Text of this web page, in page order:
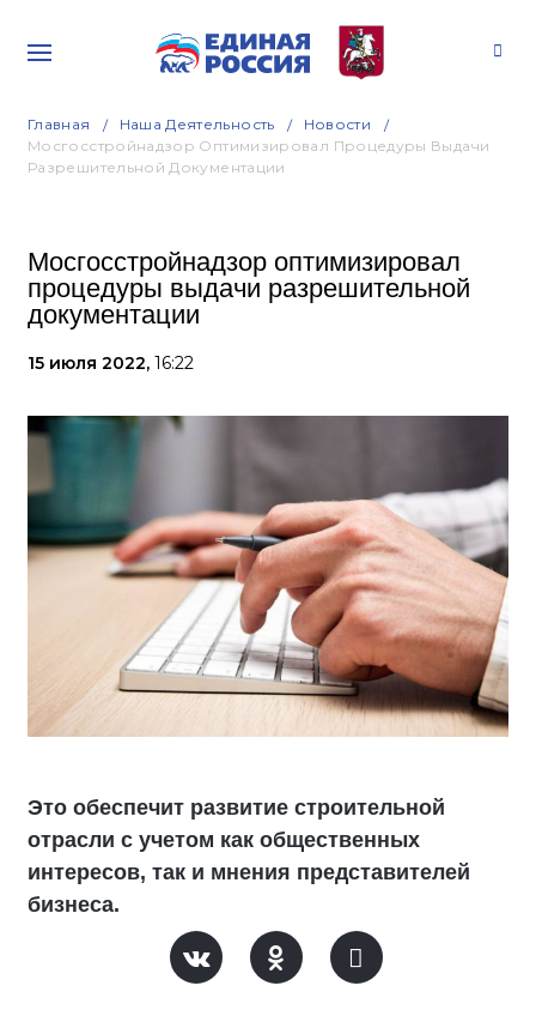
Главная Наша Деятельность
Новости
Мосгосстройнадзор Оптимизировал Процедуры Выдачи
Разрешительной Документации
Мосгосстройнадзор оптимизировал
процедуры выдачи разрешительной
документации
15 июля 2022, 16:22
Это обеспечит развитие строительной
отрасли с учетом как общественных
интересов, так и мнения представителей
бизнеса.